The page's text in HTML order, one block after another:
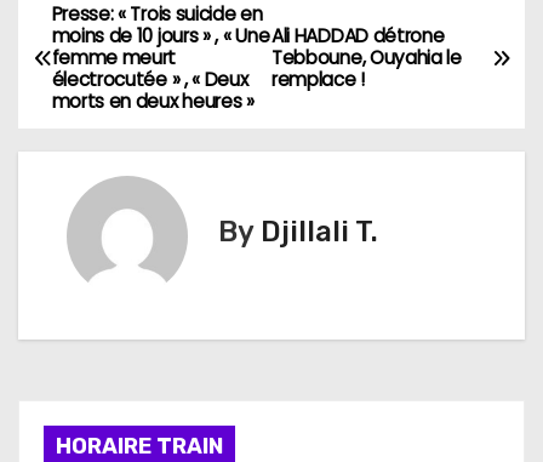
N
a
t
o
Ali HADDAD détrone
Tebboune, Ouyahia le
remplace !
Presse: « Trois suicide en
moins de 10 jours » , « Une
femme meurt
électrocutée » , « Deux
morts en deux heures »
By Djillali T.
HORAIRE TRAIN